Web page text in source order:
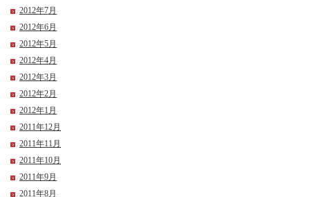
2012年7月
2012年6月
2012年5月
2012年4月
2012年3月
2012年2月
2012年1月
2011年12月
2011年11月
2011年10月
2011年9月
2011年8月